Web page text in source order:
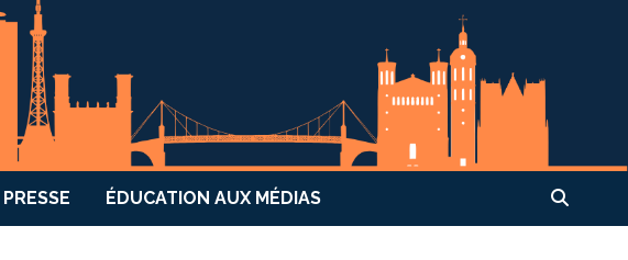
ÉDUCATION AUX MÉDIAS